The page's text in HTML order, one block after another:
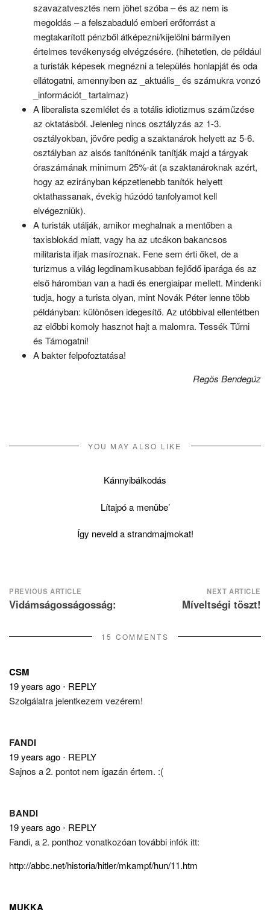
szavazatvesztés nem jöhet szóba – és az nem is
megoldás – a felszabaduló emberi erőforrást a
megtakarított pénzből átképezni/kijelölni bármilyen
értelmes tevékenység elvégzésére. (hihetetlen, de például
a turisták képesek megnézni a település honlapját és oda
ellátogatni, amennyiben az _aktuális_ és számukra vonzó
_információt_ tartalmaz)
A liberalista szemlélet és a totális idiotizmus száműzése
az oktatásból. Jelenleg nincs osztályzás az 1-3.
osztályokban, jövőre pedig a szaktanárok helyett az 5-6.
osztályban az alsós tanítónénik tanítják majd a tárgyak
óraszámának minimum 25%-át (a szaktanároknak azért,
hogy az ezirányban képzetlenebb tanítók helyett
oktathassanak, évekig húzódó tanfolyamot kell
elvégezniük).
A turisták utálják, amikor meghalnak a mentőben a
taxisblokád miatt, vagy ha az utcákon bakancsos
militarista ifjak masíroznak. Fene sem érti őket, de a
turizmus a világ legdinamikusabban fejlődő iparága és az
első háromban van a hadi és energiaipar mellett. Mindenki
tudja, hogy a turista olyan, mint Novák Péter lenne több
példányban: különösen idegesítő. Az utóbbival ellentétben
az előbbi komoly hasznot hajt a malomra. Tessék Tűrni
és Támogatni!
A bakter felpofoztatása!
Regös Bendegúz
YOU MAY ALSO LIKE
Kánnyibálkodás
Lítajpó a menübe’
Így neveld a strandmajmokat!
Post
navigation
PREVIOUS ARTICLE
Vidámságosságosság:
NEXT ARTICLE
Míveltségi töszt!
15 COMMENTS
CSM
19 years ago ⋅ REPLY
Szolgálatra jelentkezem vezérem!
FANDI
19 years ago ⋅ REPLY
Sajnos a 2. pontot nem igazán értem. :(
BANDI
19 years ago ⋅ REPLY
Fandi, a 2. ponthoz vonatkozóan további infók itt:
http://abbc.net/historia/hitler/mkampf/hun/11.htm
MUKKA